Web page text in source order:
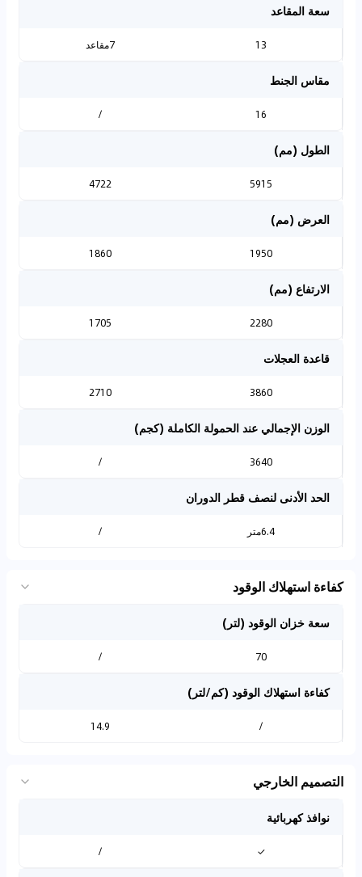
سعة المقاعد
13 7مقاعد
مقاس الجنط
16
/
الطول (مم)
5915
4722
العرض (مم)
1950
1860
الارتفاع (مم)
2280
1705
قاعدة العجلات
3860
2710
الوزن الإجمالي عند الحمولة الكاملة (كجم)
3640
/
الحد الأدنى لنصف قطر الدوران
6.4متر /
كفاءة استهلاك الوقود
سعة خزان الوقود (لتر)
70
/
كفاءة استهلاك الوقود (كم/لتر)
/
14.9
التصميم الخارجي
نوافذ كهربائية
✓
/